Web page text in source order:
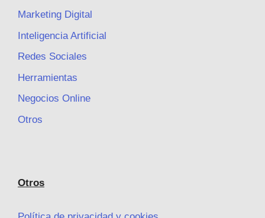
Marketing Digital
Inteligencia Artificial
Redes Sociales
Herramientas
Negocios Online
Otros
Otros